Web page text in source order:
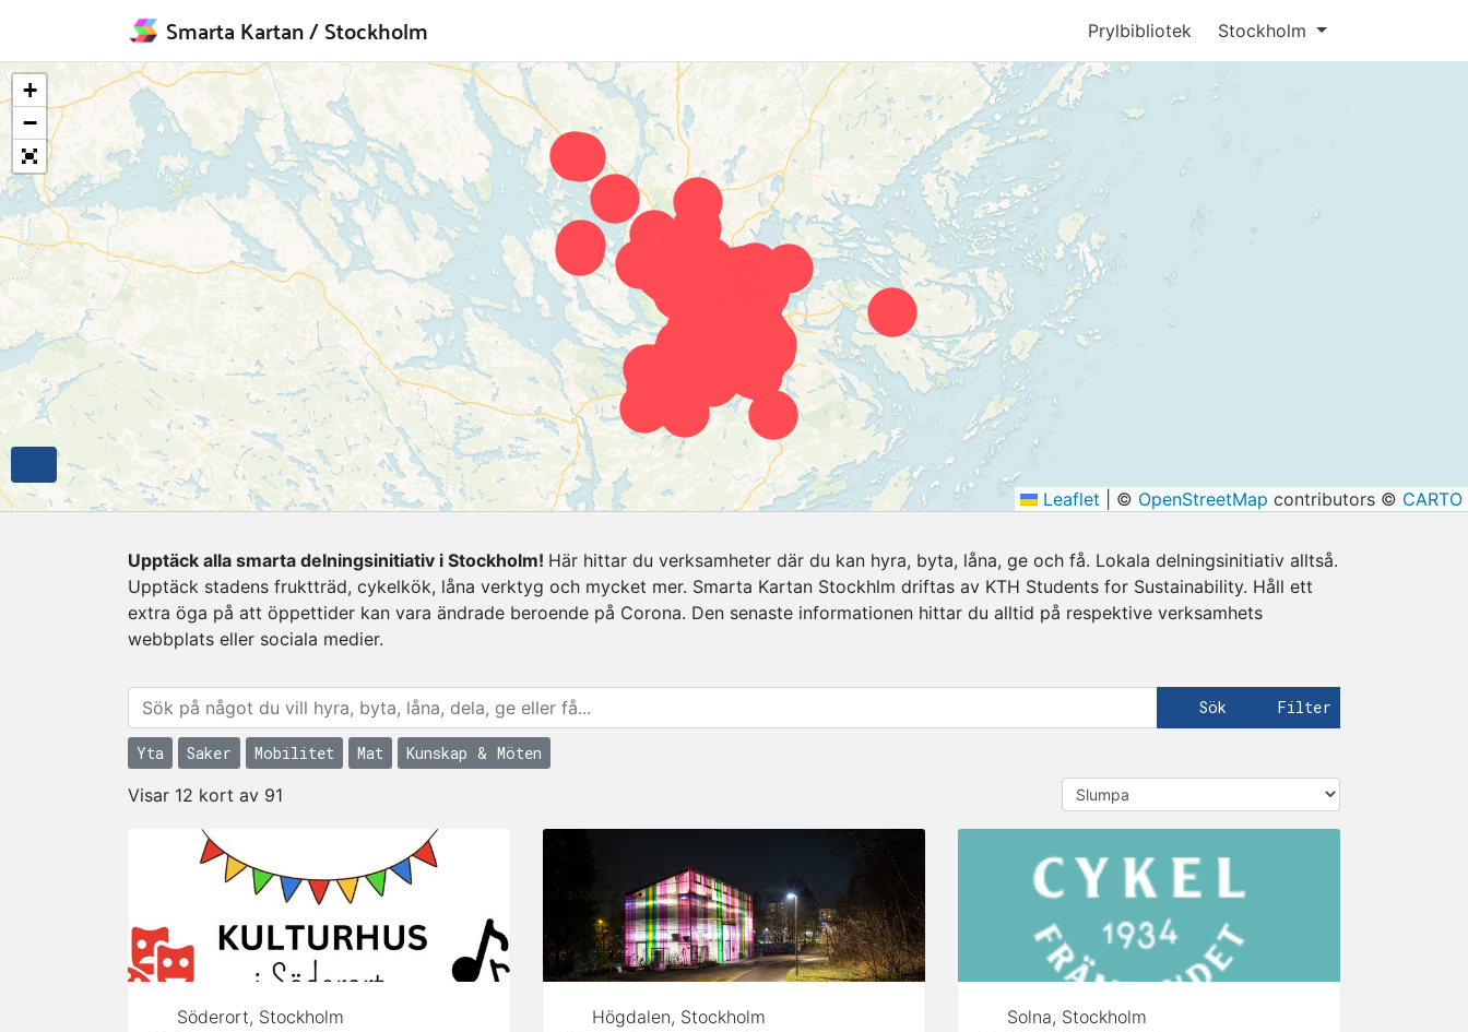
Smarta Kartan/ Stockholm Prylbibliotek Stockholm
+
−
Leaflet © OpenStreetMap contributors © CARTO
Upptäck alla smarta delningsinitiativ i Stockholm! Här hittar du verksamheter där du kan hyra, byta, låna, ge och få. Lokala delningsinitiativ alltså.
Upptäck stadens fruktträd, cykelkök, låna verktyg och mycket mer. Smarta Kartan Stockhlm driftas av KTH Students for Sustainability. Håll ett
extra öga på att öppettider kan vara ändrade beroende på Corona. Den senaste informationen hittar du alltid på respektive verksamhets
webbplats eller sociala medier.
Sök Filter
Yta Antal Verksamheter
Saker Antal Verksamheter
Mobilitet Antal Verksamheter
Mat Antal Verksamheter
Kunskap & Möten
Visar 12 kort av 91 Sortera
Söderort, Stockholm Högdalen, Stockholm Solna, Stockholm